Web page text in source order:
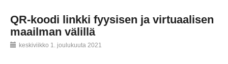
QR-koodi linkki fyysisen ja virtuaalisen
maailman välillä
keskiviikko 1. joulukuuta 2021